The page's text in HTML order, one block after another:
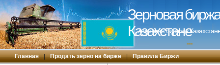
Зерновая
Казахстане
Зерновая биржа в
---
Главная | Продать зерно на бирже | Правила Биржи